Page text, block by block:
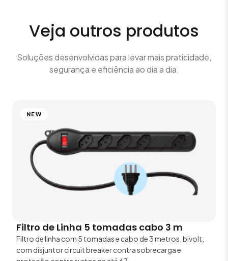
Veja outros produtos
Soluções desenvolvidas para levar mais praticidade,
segurança e eficiência ao dia a dia.
NEW
Filtro de Linha 5 tomadas cabo 3 m
Filtro de linha com 5 tomadas e cabo de 3 metros, bivolt,
com disjuntor circuit breaker contra sobrecarga e